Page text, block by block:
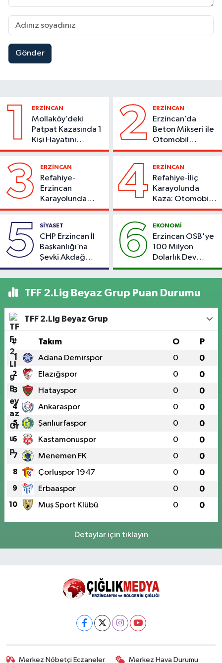
Gönder
1 ERZİNCAN
Mollaköy’deki
Patpat Kazasında 1
Kişi Hayatını
Kaybetti
2 ERZİNCAN
Erzincan’da
Beton Mikseri ile
Otomobil
Çarpıştı
3 ERZİNCAN
Refahiye-
Erzincan
Karayolunda
Kaza: Otomobil
2 Kişi Yaralandı
4 ERZİNCAN
Refahiye-İliç
Karayolunda
Kaza: Otomobil
Yoldan Çıktı, 6
5 SİYASET
CHP Erzincan İl
Başkanlığı’na
Şevki Akdağ
Atandı!
6 EKONOMİ
Erzincan OSB'ye
100 Milyon
Dolarlık Dev
Yatırım: Bin Kişiye
İstihdam
Hedefleniyor
TFF 2.Lig Beyaz Grup Puan Durumu
TFF 2.Lig Beyaz Grup
# Takım O P
1 Adana Demirspor 0 0
2 Elazığspor 0 0
3 Hatayspor 0 0
4 Ankaraspor 0 0
5 Şanlıurfaspor 0 0
6 Kastamonuspor 0 0
7 Menemen FK 0 0
8 Çorluspor 1947 0 0
9 Erbaaspor 0 0
10 Muş Sport Klübü 0 0
Detaylar için tıklayın
Merkez Nöbetçi Eczaneler Merkez Hava Durumu